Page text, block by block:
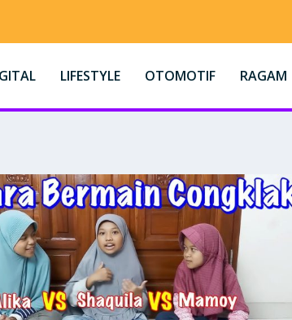
LIFESTYLE OTOMOTIF RAGAM